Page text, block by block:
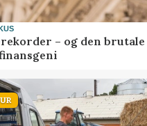
– og den